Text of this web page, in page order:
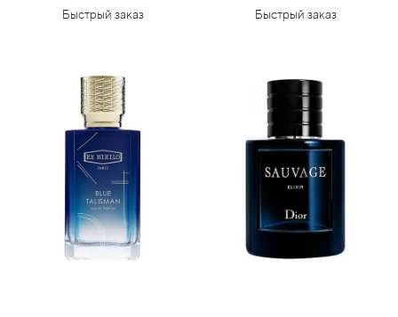
Быстрый заказ Быстрый заказ